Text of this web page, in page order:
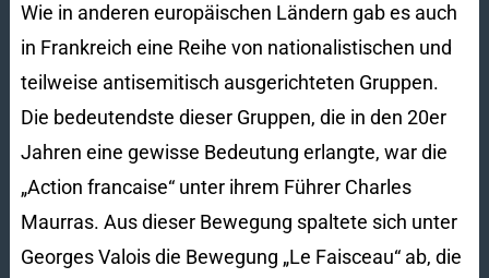
Wie in anderen europäischen Ländern gab es auch
in Frankreich eine Reihe von nationalistischen und
teilweise antisemitisch ausgerichteten Gruppen.
Die bedeutendste dieser Gruppen, die in den 20er
Jahren eine gewisse Bedeutung erlangte, war die
„Action francaise“ unter ihrem Führer Charles
Maurras. Aus dieser Bewegung spaltete sich unter
Georges Valois die Bewegung „Le Faisceau“ ab, die